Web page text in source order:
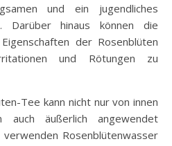
und ein jugendliches
Darüber hinaus können die
der Rosenblüten
und Rötungen zu
Tee kann nicht nur von innen
auch äußerlich angewendet
Rosenblütenwasser